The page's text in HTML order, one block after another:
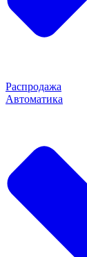
Распродажа
Автоматика